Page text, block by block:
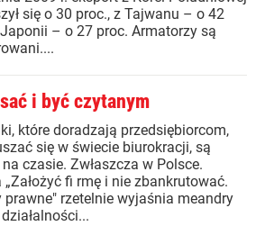
się o 30 proc., z Tajwanu – o 42
– o 27 proc. Armatorzy są
i być czytanym
które doradzają przedsiębiorcom,
się w świecie biurokracji, są
czasie. Zwłaszcza w Polsce.
„Założyć fi rmę i nie zbankrutować.
prawne" rzetelnie wyjaśnia meandry